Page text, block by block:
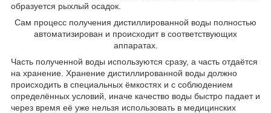
образуется рыхлый осадок.
Сам процесс получения дистиллированной воды полностью
автоматизирован и происходит в соответствующих
аппаратах.
Часть полученной воды используются сразу, а часть отдаётся
на хранение. Хранение дистиллированной воды должно
происходить в специальных ёмкостях и с соблюдением
определённых условий, иначе качество воды быстро падает и
через время её уже нельзя использовать в медицинских